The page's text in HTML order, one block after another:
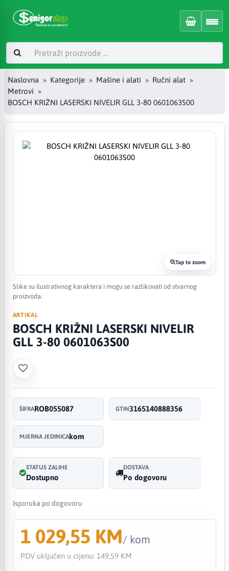
Naslovna Kategorije Mašine i alati
Ručni alat
Metrovi
BOSCH KRIŽNI LASERSKI NIVELIR GLL 3-80 0601063S00
Tap to zoom
Slike su ilustrativnog karaktera i mogu se razlikovati od stvarnog
proizvoda.
ARTIKAL
BOSCH KRIŽNI LASERSKI NIVELIR
GLL 3-80 0601063S00
ŠIFRAROB055087 GTIN3165140888356
MJERNA JEDINICAkom
STATUS ZALIHE
Dostupno
DOSTAVA
Po dogovoru
Isporuka po dogovoru
1 029,55 KM/ kom
PDV uključen u cijenu: 149,59 KM